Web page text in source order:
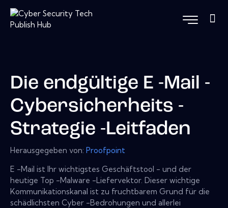
Die endgültige E -Mail -
Cybersicherheits -
Strategie -Leitfaden
Herausgegeben von: Proofpoint
E -Mail ist Ihr wichtigstes Geschäftstool - und der
heutige Top -Malware -Liefervektor. Dieser wichtige
Kommunikationskanal ist zu fruchtbarem Grund für die
schädlichsten Cyber ​​-Bedrohungen und allerlei